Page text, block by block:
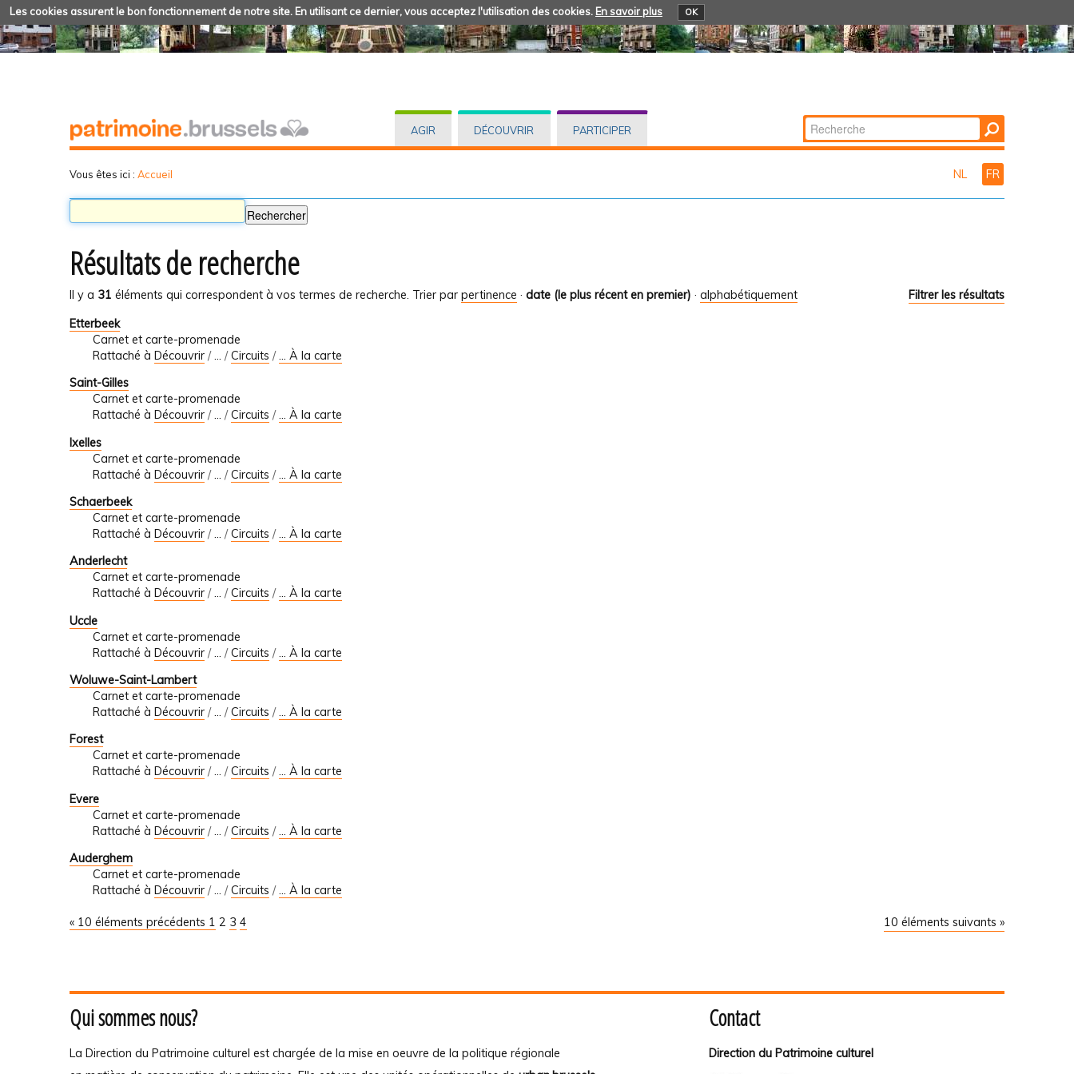
Les cookies assurent le bon fonctionnement de notre site. En utilisant ce dernier, vous acceptez l'utilisation des cookies. En savoir plus OK
AGIR DÉCOUVRIR PARTICIPER Chercher par
Recherche
Vous êtes ici : Accueil NL FR
Résultats de recherche
Il y a 31 éléments qui correspondent à vos termes de recherche. Filtrer les résultats
Trier par pertinence · date (le plus récent en premier) · alphabétiquement
Etterbeek
Carnet et carte-promenade
Rattaché à Découvrir /… /Circuits /... À la carte
Saint-Gilles
Carnet et carte-promenade
Rattaché à Découvrir /… /Circuits /... À la carte
Ixelles
Carnet et carte-promenade
Rattaché à Découvrir / /Circuits /
... À la carte
Schaerbeek
Carnet et carte-promenade
Rattaché à Découvrir /… /Circuits /... À la carte
Anderlecht
Carnet et carte-promenade
Rattaché à Découvrir /… /Circuits /... À la carte
Uccle
Carnet et carte-promenade
Rattaché à Découvrir /… /Circuits /... À la carte
Woluwe-Saint-Lambert
Carnet et carte-promenade
Rattaché à Découvrir /… /Circuits /... À la carte
Forest
Carnet et carte-promenade
Rattaché à Découvrir /… /Circuits /... À la carte
Evere
Carnet et carte-promenade
Rattaché à Découvrir /… /Circuits /... À la carte
Auderghem
Carnet et carte-promenade
Rattaché à Découvrir /… /Circuits /... À la carte
« 10 éléments précédents 10 éléments suivants »
1 2 3 4
Qui sommes nous?
La Direction du Patrimoine culturel est chargée de la mise en oeuvre de la politique régionale
Contact
Direction du Patrimoine culturel